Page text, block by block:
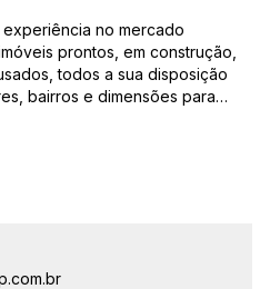
no mercado
prontos, em construção,
todos a sua disposição
bairros e dimensões para
terrenos, salas